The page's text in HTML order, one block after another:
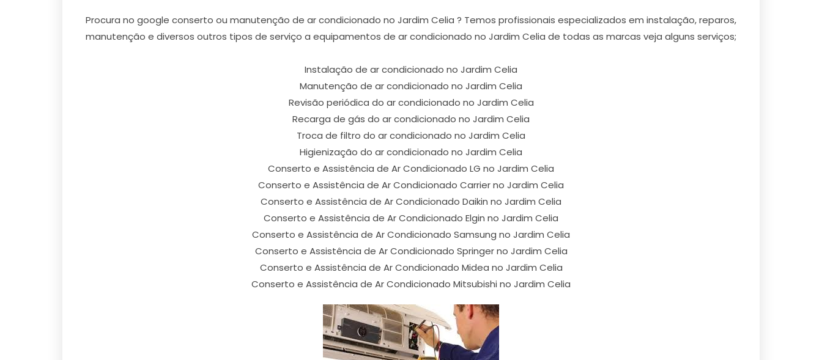
Procura no google conserto ou manutenção de ar condicionado no Jardim Celia ? Temos profissionais especializados em instalação, reparos,
manutenção e diversos outros tipos de serviço a equipamentos de ar condicionado no Jardim Celia de todas as marcas veja alguns serviços;
Instalação de ar condicionado no Jardim Celia
Manutenção de ar condicionado no Jardim Celia
Revisão periódica do ar condicionado no Jardim Celia
Recarga de gás do ar condicionado no Jardim Celia
Troca de filtro do ar condicionado no Jardim Celia
Higienização do ar condicionado no Jardim Celia
Conserto e Assistência de Ar Condicionado LG no Jardim Celia
Conserto e Assistência de Ar Condicionado Carrier no Jardim Celia
Conserto e Assistência de Ar Condicionado Daikin no Jardim Celia
Conserto e Assistência de Ar Condicionado Elgin no Jardim Celia
Conserto e Assistência de Ar Condicionado Samsung no Jardim Celia
Conserto e Assistência de Ar Condicionado Springer no Jardim Celia
Conserto e Assistência de Ar Condicionado Midea no Jardim Celia
Conserto e Assistência de Ar Condicionado Mitsubishi no Jardim Celia